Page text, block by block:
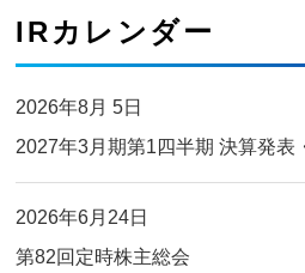
IRカレンダー
2026年8月 5日
2027年3月期第1四半期 決算発表
2026年6月24日
第82回定時株主総会